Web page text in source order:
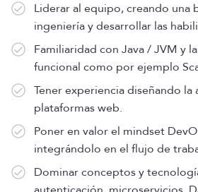
Liderar al equipo, creando una
ingeniería y desarrollar las
Familiaridad con Java / JVM y
funcional como por ejemplo
Tener experiencia diseñando
plataformas web.
Poner en valor el mindset
integrándolo en el flujo de
Dominar conceptos y